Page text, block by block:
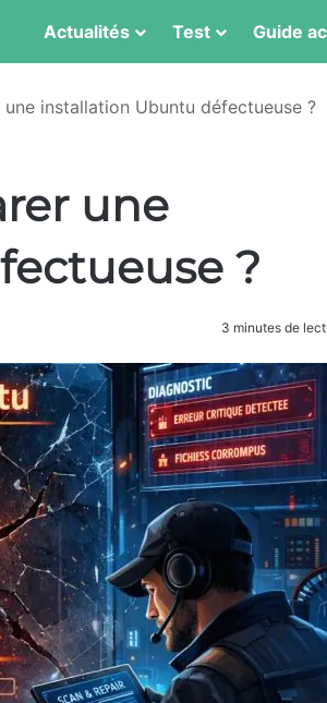
Actualités Test Guide
installation Ubuntu défectueuse ?
une
?
3 minutes de